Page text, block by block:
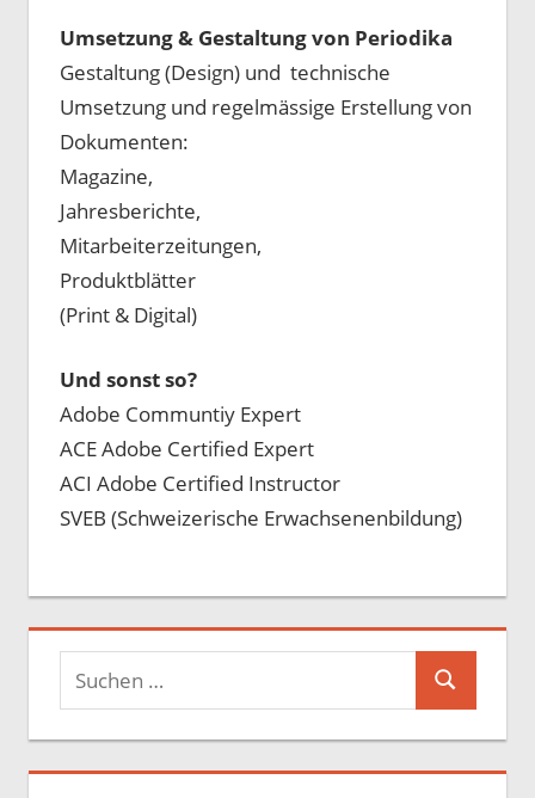
Umsetzung & Gestaltung von Periodika
Gestaltung (Design) und technische
Umsetzung und regelmässige Erstellung von
Dokumenten:
Magazine,
Jahresberichte,
Mitarbeiterzeitungen,
Produktblätter
(Print & Digital)
Und sonst so?
Adobe Communtiy Expert
ACE Adobe Certified Expert
ACI Adobe Certified Instructor
SVEB (Schweizerische Erwachsenenbildung)
Suchen
Suchen